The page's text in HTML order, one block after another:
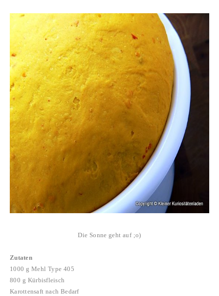
Die Sonne geht auf ;o)
Zutaten
1000 g Mehl Type 405
800 g Kürbisfleisch
Karottensaft nach Bedarf